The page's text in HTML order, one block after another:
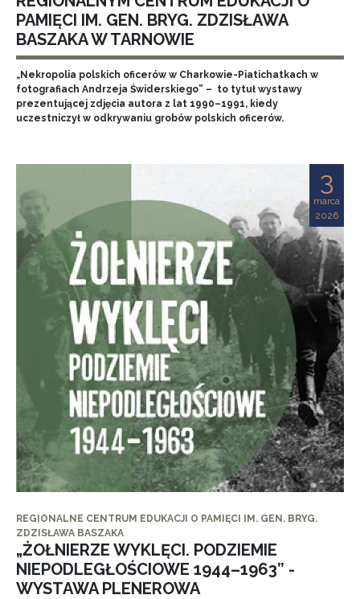
PAMIĘCI IM. GEN. BRYG. ZDZISŁAWA
BASZAKA W TARNOWIE
„Nekropolia polskich oficerów w Charkowie-Piatichatkach w
fotografiach Andrzeja Świderskiego” – to tytuł wystawy
prezentującej zdjęcia autora z lat 1990–1991, kiedy
uczestniczył w odkrywaniu grobów polskich oficerów.
3
marca
2026
REGIONALNE CENTRUM EDUKACJI O PAMIĘCI IM. GEN. BRYG.
ZDZISŁAWA BASZAKA
„ŻOŁNIERZE WYKLĘCI. PODZIEMIE
NIEPODLEGŁOŚCIOWE 1944–1963” -
WYSTAWA PLENEROWA